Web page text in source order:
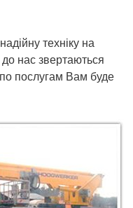
техніку на
нас звертаються
по послугам Вам буде